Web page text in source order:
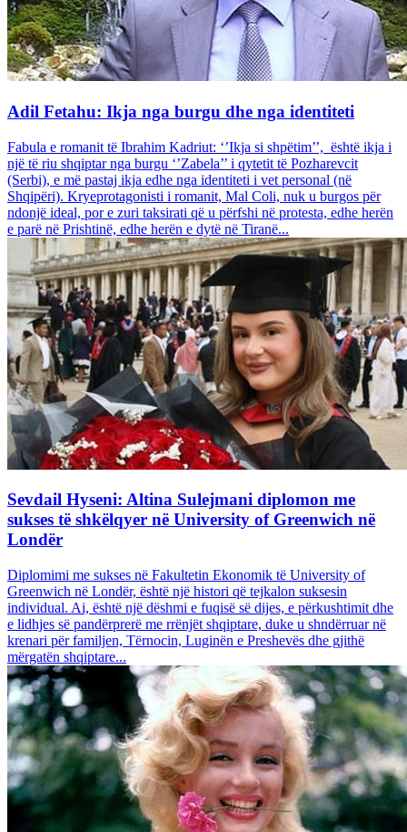
Adil Fetahu: Ikja nga burgu dhe nga identiteti
Fabula e romanit të Ibrahim Kadriut: ‘’Ikja si shpëtim’’, është ikja i
një të riu shqiptar nga burgu ‘’Zabela’’ i qytetit të Pozharevcit
(Serbi), e më pastaj ikja edhe nga identiteti i vet personal (në
Shqipëri). Kryeprotagonisti i romanit, Mal Coli, nuk u burgos për
ndonjë ideal, por e zuri taksirati që u përfshi në protesta, edhe herën
e parë në Prishtinë, edhe herën e dytë në Tiranë...
Sevdail Hyseni: Altina Sulejmani diplomon me
sukses të shkëlqyer në University of Greenwich në
Londër
Diplomimi me sukses në Fakultetin Ekonomik të University of
Greenwich në Londër, është një histori që tejkalon suksesin
individual. Ai, është një dëshmi e fuqisë së dijes, e përkushtimit dhe
e lidhjes së pandërprerë me rrënjët shqiptare, duke u shndërruar në
krenari për familjen, Tërnocin, Luginën e Preshevës dhe gjithë
mërgatën shqiptare...